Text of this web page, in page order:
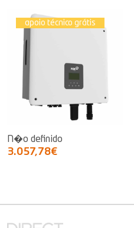
apoio técnico grátis
N�o definido
3.057,78€